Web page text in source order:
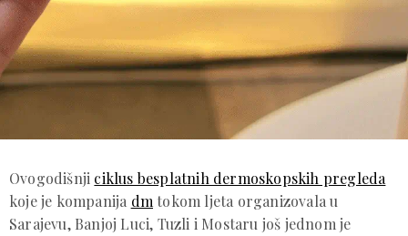
Ovogodišnji ciklus besplatnih dermoskopskih pregleda
koje je kompanija dmtokom ljeta organizovala u
Sarajevu, Banjoj Luci, Tuzli i Mostaru još jednom je